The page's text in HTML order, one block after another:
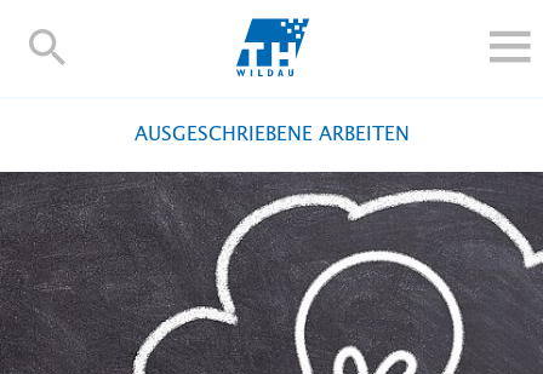
TH-
FORSCHUNG UND TRANSFER
ALUMNI
HOCHSCHULE
INTERNATIONAL
BESCHÄFTIGTE
AUSGESCHRIEBENE ARBEITEN